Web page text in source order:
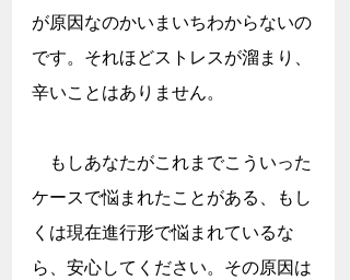
が原因なのかいまいちわからないの
です。それほどストレスが溜まり、
辛いことはありません。
もしあなたがこれまでこういった
ケースで悩まれたことがある、もし
くは現在進行形で悩まれているな
ら、安心してください。その原因は